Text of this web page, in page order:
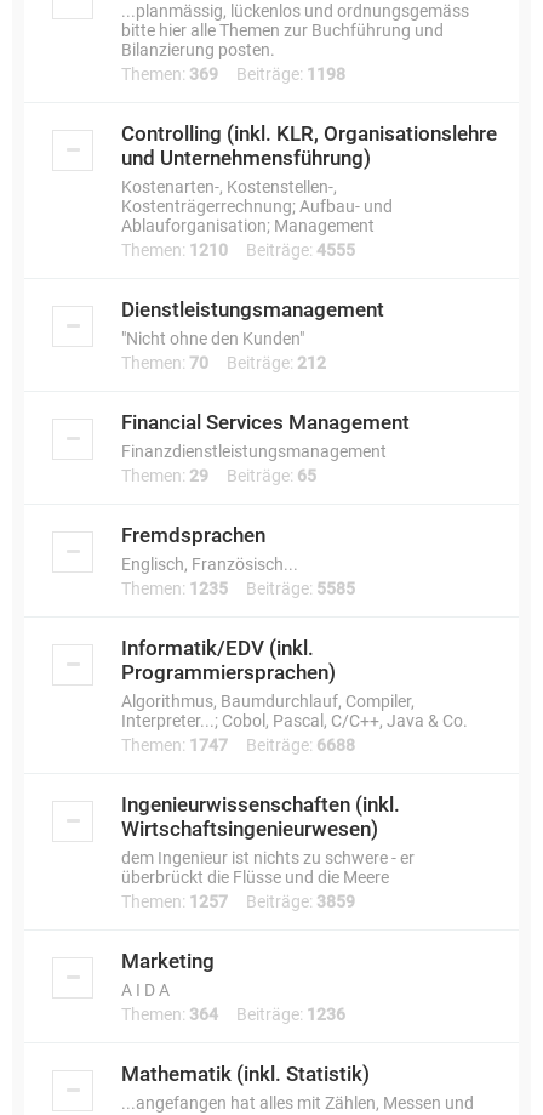
...planmässig, lückenlos und ordnungsgemäss
bitte hier alle Themen zur Buchführung und
Bilanzierung posten.
Themen: 369 Beiträge: 1198
Controlling (inkl. KLR, Organisationslehre
und Unternehmensführung)
Kostenarten-, Kostenstellen-,
Kostenträgerrechnung; Aufbau- und
Ablauforganisation; Management
Themen: 1210 Beiträge: 4555
Dienstleistungsmanagement
"Nicht ohne den Kunden"
Themen: 70 Beiträge: 212
Financial Services Management
Finanzdienstleistungsmanagement
Themen: 29 Beiträge: 65
Fremdsprachen
Englisch, Französisch...
Themen: 1235 Beiträge: 5585
Informatik/EDV (inkl.
Programmiersprachen)
Algorithmus, Baumdurchlauf, Compiler,
Interpreter...; Cobol, Pascal, C/C++, Java & Co.
Themen: 1747 Beiträge: 6688
Ingenieurwissenschaften (inkl.
Wirtschaftsingenieurwesen)
dem Ingenieur ist nichts zu schwere - er
überbrückt die Flüsse und die Meere
Themen: 1257 Beiträge: 3859
Marketing
A I D A
Themen: 364 Beiträge: 1236
Mathematik (inkl. Statistik)
...angefangen hat alles mit Zählen, Messen und